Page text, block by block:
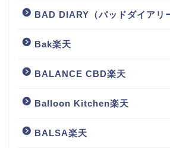
BAD DIARY（バッドダイアリ
Bak楽天
BALANCE CBD楽天
Balloon Kitchen楽天
BALSA楽天